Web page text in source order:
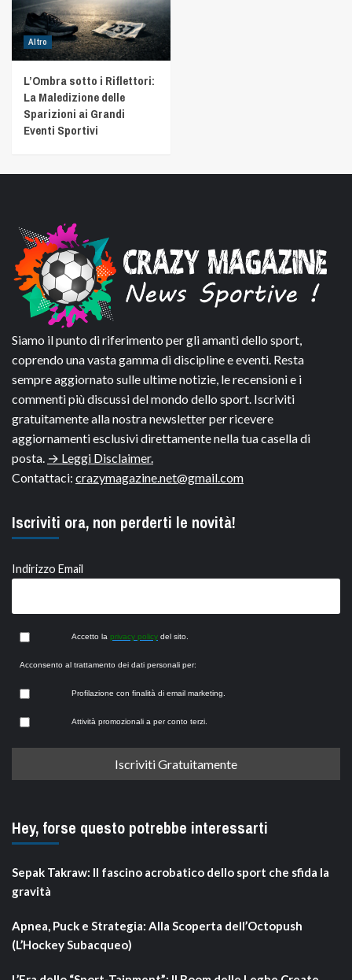
Altro
L’Ombra sotto i Riflettori:
La Maledizione delle
Sparizioni ai Grandi
Eventi Sportivi
Siamo il punto di riferimento per gli amanti dello sport,
coprendo una vasta gamma di discipline e eventi. Resta
sempre aggiornato sulle ultime notizie, le recensioni e i
commenti più discussi del mondo dello sport. Iscriviti
gratuitamente alla nostra newsletter per ricevere
aggiornamenti esclusivi direttamente nella tua casella di
posta. → Leggi Disclaimer.
Contattaci: crazymagazine.net@gmail.com
Iscriviti ora, non perderti le novità!
Indirizzo Email
Accetto la privacy policy del sito.
Acconsento al trattamento dei dati personali per:
Profilazione con finalità di email marketing.
Attività promozionali a per conto terzi.
Hey, forse questo potrebbe interessarti
Sepak Takraw: Il fascino acrobatico dello sport che sfida la
gravità
Apnea, Puck e Strategia: Alla Scoperta dell’Octopush
(L’Hockey Subacqueo)